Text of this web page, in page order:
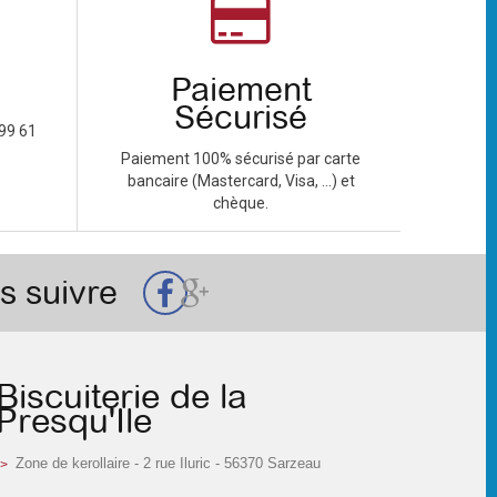
61
Paiement
Sécurisé
Paiement 100% sécurisé par carte
bancaire (Mastercard, Visa, ...) et
chèque.
suivre
de la
Zone de kerollaire - 2 rue Iluric - 56370 Sarzeau